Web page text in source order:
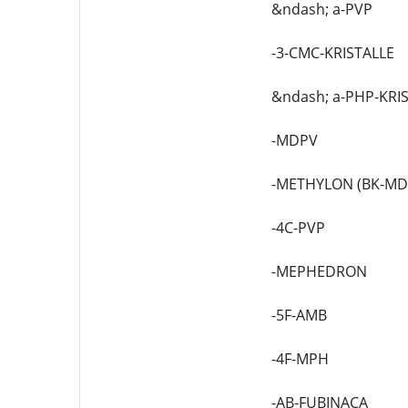
&ndash; a-PVP
-3-CMC-KRISTALLE
&ndash; a-PHP-
-MDPV
-METHYLON (BK-
-4C-PVP
-MEPHEDRON
-5F-AMB
-4F-MPH
-AB-FUBINACA